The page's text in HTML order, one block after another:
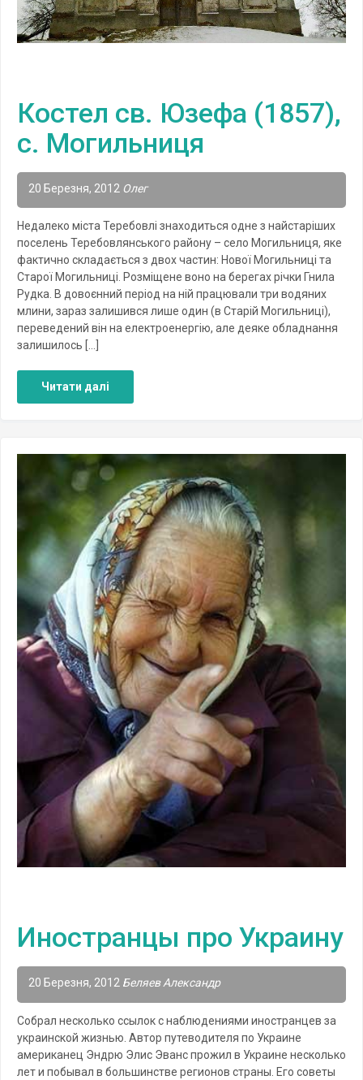
Костел св. Юзефа (1857),
с. Могильниця
20 Березня, 2012 Олег
Недалеко міста Теребовлі знаходиться одне з найстаріших
поселень Теребовлянського району – село Могильниця, яке
фактично складається з двох частин: Нової Могильниці та
Старої Могильниці. Розміщене воно на берегах річки Гнила
Рудка. В довоєнний період на ній працювали три водяних
млини, зараз залишився лише один (в Старій Могильниці),
переведений він на електроенергію, але деяке обладнання
залишилось […]
Читати далі
Иностранцы про Украину
20 Березня, 2012 Беляев Александр
Собрал несколько ссылок с наблюдениями иностранцев за
украинской жизнью. Автор путеводителя по Украине
американец Эндрю Элис Эванс прожил в Украине несколько
лет и побывал в большинстве регионов страны. Его советы